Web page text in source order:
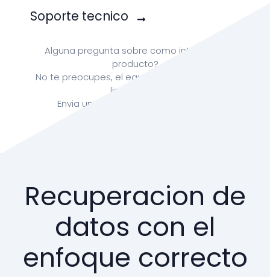
Soporte tecnico
Alguna pregunta sobre como integrar tu
producto?
No te preocupes, el equipo de RonTech esta
listo para ti
Envia un correo a:
Recuperacion de
datos con el
enfoque correcto